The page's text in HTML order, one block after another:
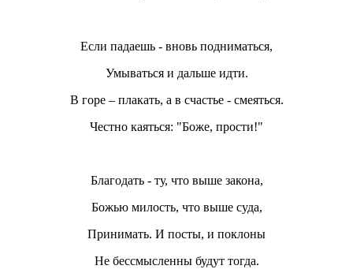
Если падаешь - вновь подниматься,
Умываться и дальше идти.
В горе – плакать, а в счастье - смеяться.
Честно каяться: "Боже, прости!"
Благодать - ту, что выше закона,
Божью милость, что выше суда,
Принимать. И посты, и поклоны
Не бессмысленны будут тогда.